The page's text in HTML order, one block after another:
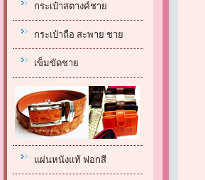
กระเป๋าสตางค์ชาย
กระเป๋าถือ สะพาย ชาย
เข็มขัดชาย
แผ่นหนังแท้ ฟอกสี